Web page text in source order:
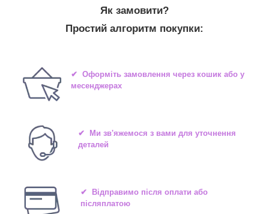
Як замовити?
Простий алгоритм покупки:
✔ Оформіть замовлення через кошик або у
месенджерах
✔ Ми зв'яжемося з вами для уточнення
деталей
✔ Відправимо після оплати або
післяплатою